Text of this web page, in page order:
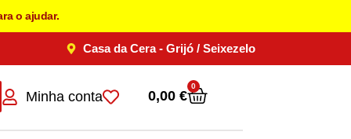
o ajudar.
Casa da Cera - Grijó / Seixezelo
Minha conta 0,00 €
0